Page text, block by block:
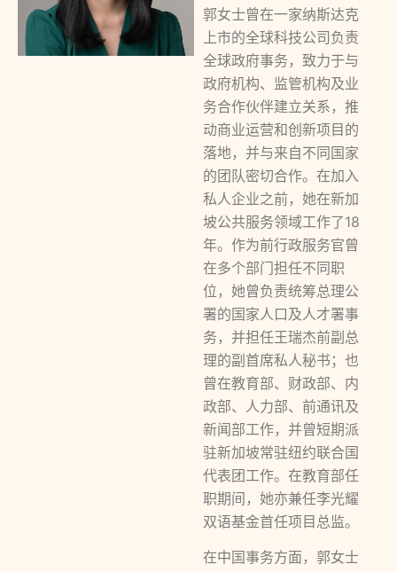
郭女士曾在一家纳斯达克
上市的全球科技公司负责
全球政府事务，致力于与
政府机构、监管机构及业
务合作伙伴建立关系，推
动商业运营和创新项目的
落地，并与来自不同国家
的团队密切合作。在加入
私人企业之前，她在新加
坡公共服务领域工作了18
年。作为前行政服务官曾
在多个部门担任不同职
位，她曾负责统筹总理公
署的国家人口及人才署事
务，并担任王瑞杰前副总
理的副首席私人秘书；也
曾在教育部、财政部、内
政部、人力部、前通讯及
新闻部工作，并曾短期派
驻新加坡常驻纽约联合国
代表团工作。在教育部任
职期间，她亦兼任李光耀
双语基金首任项目总监。
在中国事务方面，郭女士